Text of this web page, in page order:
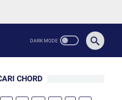
CHORD